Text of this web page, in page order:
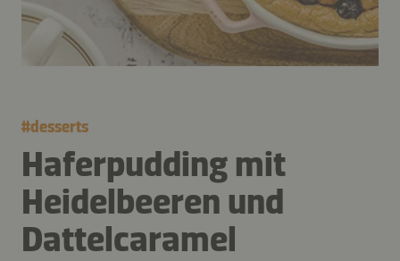
#desserts
Haferpudding mit
Heidelbeeren und
Dattelcaramel